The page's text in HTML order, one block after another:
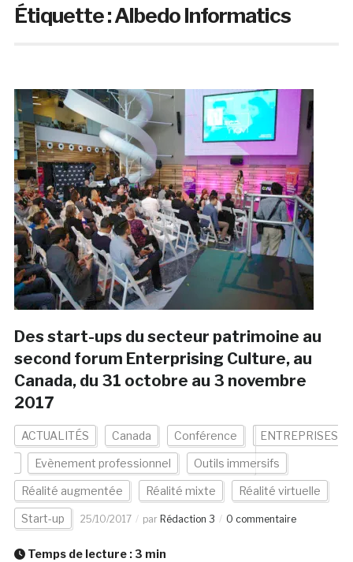
Étiquette :Albedo Informatics
Des start-ups du secteur patrimoine au
second forum Enterprising Culture, au
Canada, du 31 octobre au 3 novembre
2017
ACTUALITÉS Canada Conférence ENTREPRISES
Evènement professionnel Outils immersifs
Réalité augmentée Réalité mixte Réalité virtuelle
Start-up 25/10/2017 par Rédaction 3 0 commentaire
Temps de lecture : 3 min